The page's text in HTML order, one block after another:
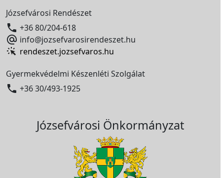
Józsefvárosi Rendészet
 +36 80/204-618
 info@jozsefvarosirendeszet.hu
rendeszet.jozsefvaros.hu
Gyermekvédelmi Készenléti Szolgálat
 +36 30/493-1925
Józsefvárosi Önkormányzat